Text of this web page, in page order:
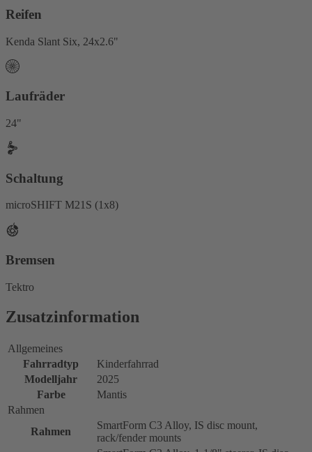
Reifen
Kenda Slant Six, 24x2.6"
Laufräder
24"
Schaltung
microSHIFT M21S (1x8)
Bremsen
Tektro
Zusatzinformation
Allgemeines
Fahrradtyp
Kinderfahrrad
Modelljahr
2025
Farbe
Mantis
Rahmen
Rahmen
SmartForm C3 Alloy, IS disc mount,
rack/fender mounts